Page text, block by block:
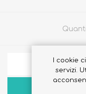
I cookie
servizi.